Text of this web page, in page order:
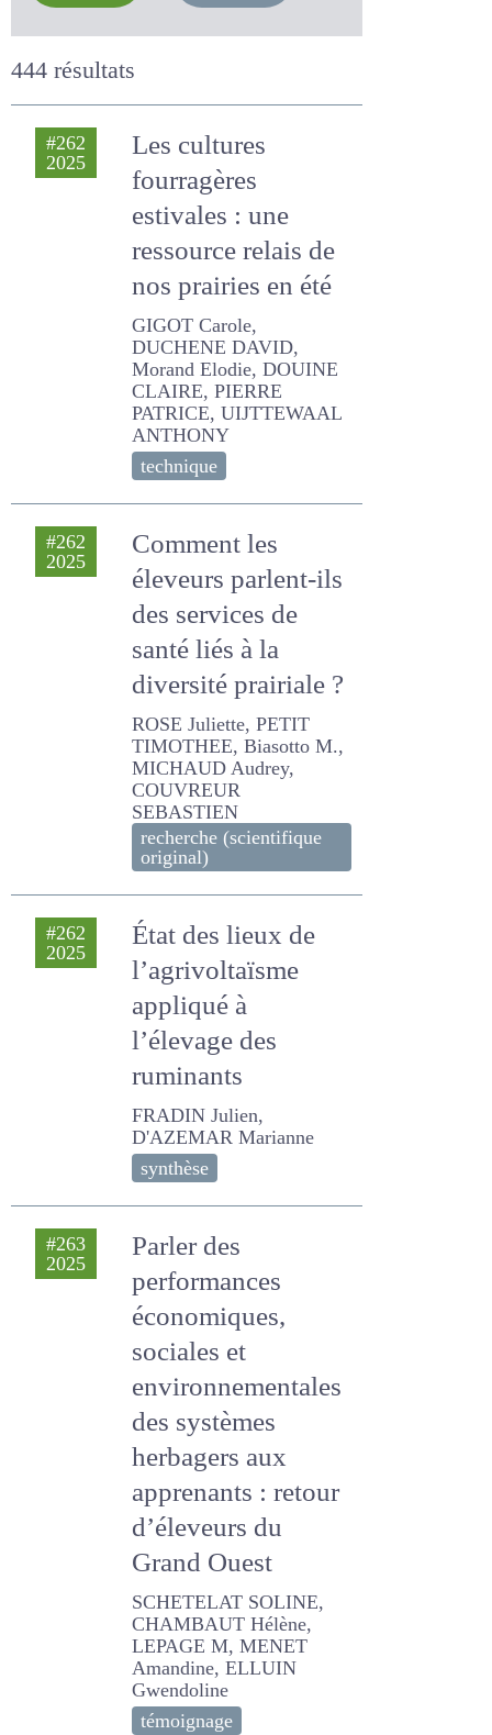
valider annuler
444 résultats
#262
Les cultures
fourragères
estivales : une
ressource relais de
nos prairies en été
GIGOT Carole, DUCHENE
DAVID, Morand Elodie,
DOUINE CLAIRE, PIERRE
PATRICE, UIJTTEWAAL
ANTHONY
technique
#262
2025
Comment les
éleveurs parlent-ils
des services de
santé liés à la
diversité prairiale ?
ROSE Juliette, PETIT
TIMOTHEE, Biasotto M.,
MICHAUD Audrey,
COUVREUR SEBASTIEN
recherche (scientifique
original)
#262
2025
État des lieux de
l’agrivoltaïsme
appliqué à l’élevage
des ruminants
FRADIN Julien, D'AZEMAR
Marianne
synthèse
Parler des
performances
économiques,
sociales et
environnementales
des systèmes
herbagers aux
apprenants : retour
d’éleveurs du Grand
Ouest
SCHETELAT SOLINE,
CHAMBAUT Hélène,
LEPAGE M, MENET
Amandine, ELLUIN
Gwendoline
témoignage